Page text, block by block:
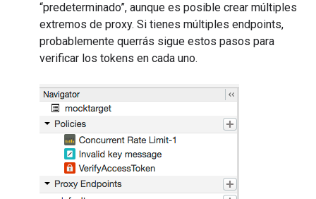
“predeterminado”, aunque es posible crear múltiples
extremos de proxy. Si tienes múltiples endpoints,
probablemente querrás sigue estos pasos para
verificar los tokens en cada uno.